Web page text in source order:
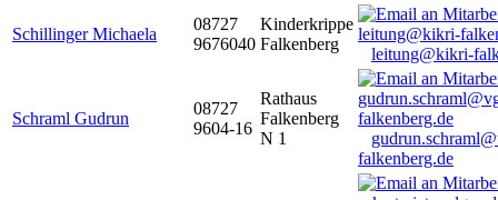
Schillinger Michaela
08727
9676040
Kinderkrippe
Falkenberg
leitung@kikri-
Schraml Gudrun
08727
9604-16
Rathaus
Falkenberg
N 1
falkenberg.de